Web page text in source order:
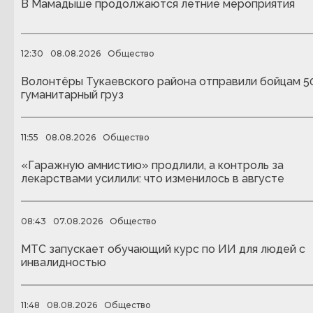
В Мамадыше продолжаются летние мероприятия
12:30 08.08.2026 Общество
Волонтёры Тукаевского района отправили бойцам
гуманитарный груз
11:55 08.08.2026 Общество
«Гаражную амнистию» продлили, а контроль за
лекарствами усилили: что изменилось в августе
08:43 07.08.2026 Общество
МТС запускает обучающий курс по ИИ для людей с
инвалидностью
11:48 08.08.2026 Общество